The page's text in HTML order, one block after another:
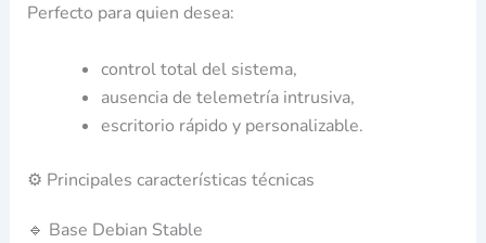
Perfecto para quien desea:
control total del sistema,
ausencia de telemetría intrusiva,
escritorio rápido y personalizable.
⚙️ Principales características técnicas
🔹 Base Debian Stable